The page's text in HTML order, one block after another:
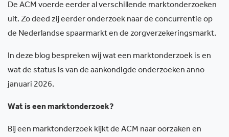
De ACM voerde eerder al verschillende marktonderzoeken
uit. Zo deed zij eerder onderzoek naar de concurrentie op
de Nederlandse spaarmarkt en de zorgverzekeringsmarkt.
In deze blog bespreken wij wat een marktonderzoek is en
wat de status is van de aankondigde onderzoeken anno
januari 2026.
Wat is een marktonderzoek?
Bij een marktonderzoek kijkt de ACM naar oorzaken en